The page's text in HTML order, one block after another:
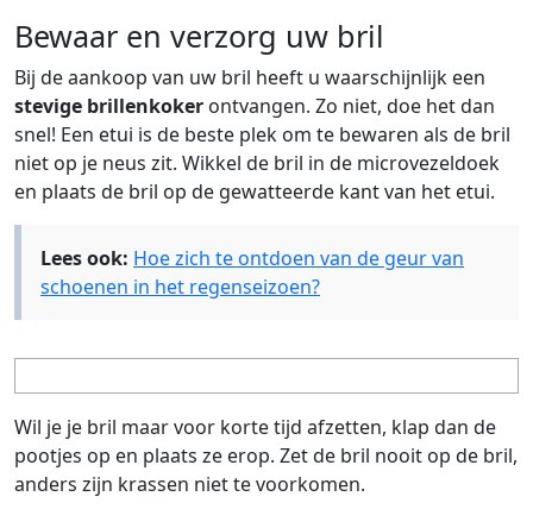
Bewaar en verzorg uw bril
Bij de aankoop van uw bril heeft u waarschijnlijk een
stevige brillenkoker ontvangen. Zo niet, doe het dan
snel! Een etui is de beste plek om te bewaren als de bril
niet op je neus zit. Wikkel de bril in de microvezeldoek
en plaats de bril op de gewatteerde kant van het etui.
Lees ook: Hoe zich te ontdoen van de geur van
schoenen in het regenseizoen?
Wil je je bril maar voor korte tijd afzetten, klap dan de
pootjes op en plaats ze erop. Zet de bril nooit op de bril,
anders zijn krassen niet te voorkomen.